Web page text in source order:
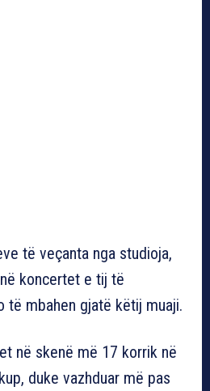
të veçanta nga studioja,
koncertet e tij të
të mbahen gjatë këtij muaji.
në skenë më 17 korrik në
duke vazhduar më pas